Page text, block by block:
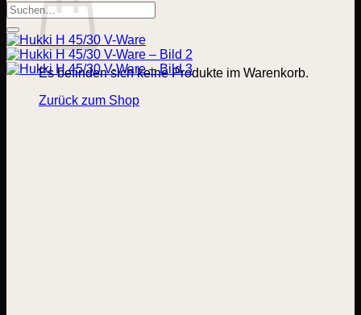
Es befinden sich keine Produkte im Warenkorb.
Zurück zum Shop
Suchen
nach: